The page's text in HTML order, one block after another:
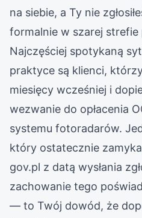
na siebie, a Ty nie
formalnie w szarej strefie
Najczęściej spotykaną
praktyce są klienci,
miesięcy wcześniej i
wezwanie do opłacenia
systemu fotoradarów.
który ostatecznie
gov.pl z datą wysłania
zachowanie tego
— to Twój dowód, że